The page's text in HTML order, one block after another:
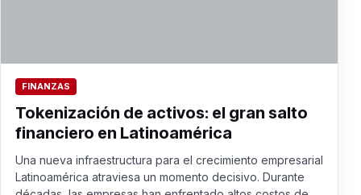
FINANZAS
Tokenización de activos: el gran salto
financiero en Latinoamérica
Una nueva infraestructura para el crecimiento empresarial
Latinoamérica atraviesa un momento decisivo. Durante